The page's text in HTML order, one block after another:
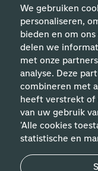
We gebruiken
personaliseren,
bieden en om
delen we
met onze
analyse. Deze
combineren met
heeft verstrekt of
van uw gebruik
'Alle cookies
statistische en
Handige links
Vakgebieden
Contact